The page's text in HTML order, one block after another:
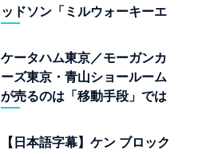
ッドソン「ミルウォーキーエ
ケータハム東京／モーガンカ
ーズ東京・青山ショールーム
が売るのは「移動手段」では
【日本語字幕】ケン ブロック